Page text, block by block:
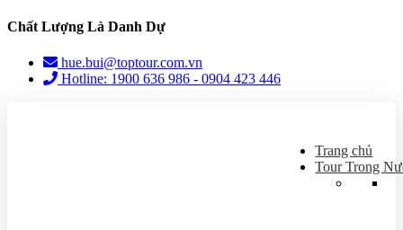
Chất Lượng Là Danh Dự
hue.bui@toptour.com.vn
Hotline: 1900 636 986 - 0904 423 446
Trang chủ
Tour Trong